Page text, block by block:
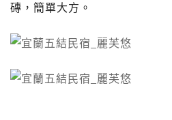
磚，簡單大方。